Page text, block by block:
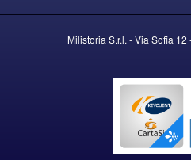
Milistoria S.r.l. - Via Sofia